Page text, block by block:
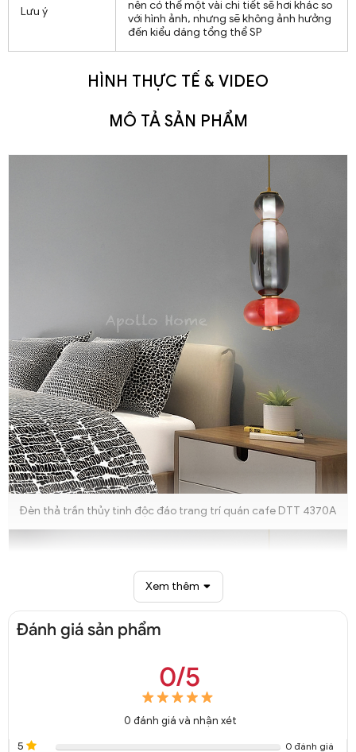
Lưu ý
nên có thể một vài chi tiết sẽ hơi khác so
với hình ảnh, nhưng sẽ không ảnh hưởng
đến kiểu dáng tổng thể SP
HÌNH THỰC TẾ & VIDEO
MÔ TẢ SẢN PHẨM
Đèn thả trần thủy tinh độc đáo trang trí quán cafe DTT 4370A
Xem thêm
Đánh giá sản phẩm
0/5
0 đánh giá và nhận xét
5
0 đánh giá